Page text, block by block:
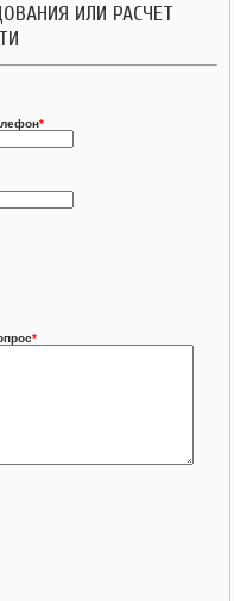
ИЛИ РАСЧЕТ
*
*